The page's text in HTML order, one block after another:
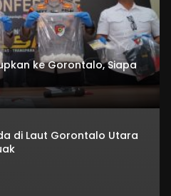
ke Gorontalo, Siapa
di Laut Gorontalo Utara